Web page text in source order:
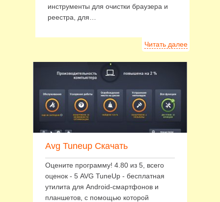
инструменты для очистки браузера и
реестра, для…
Читать далее
Avg Tuneup Скачать
Оцените программу! 4.80 из 5, всего
оценок - 5 AVG TuneUp - бесплатная
утилита для Android-смартфонов и
планшетов, с помощью которой